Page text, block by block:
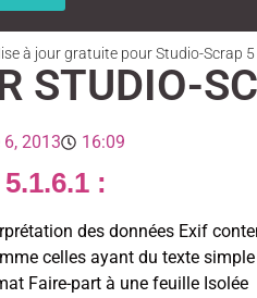
à jour gratuite pour Studio-Scrap 5
STUDIO-
2013 16:09
:
des données Exif
celles ayant du texte
Faire-part à une feuille Isolée